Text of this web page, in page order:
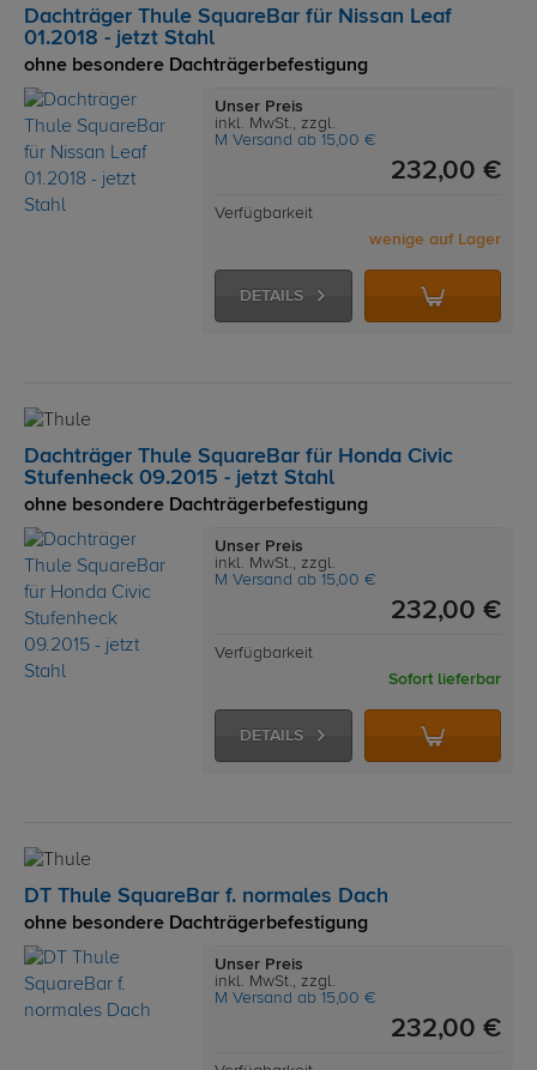
Dachträger Thule SquareBar für Nissan Leaf
01.2018 - jetzt Stahl
ohne besondere Dachträgerbefestigung
Unser Preis
inkl. MwSt., zzgl.
M Versand ab 15,00 €
232,00 €
Verfügbarkeit
wenige auf Lager
DETAILS
Dachträger Thule SquareBar für Honda Civic
Stufenheck 09.2015 - jetzt Stahl
ohne besondere Dachträgerbefestigung
Unser Preis
inkl. MwSt., zzgl.
M Versand ab 15,00 €
232,00 €
Verfügbarkeit
Sofort lieferbar
DETAILS
DT Thule SquareBar f. normales Dach
ohne besondere Dachträgerbefestigung
Unser Preis
inkl. MwSt., zzgl.
M Versand ab 15,00 €
232,00 €